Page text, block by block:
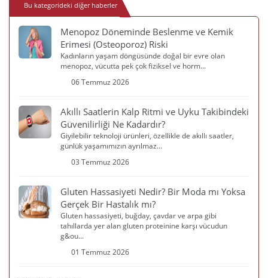
Bu kategorideki diğer haberler
Menopoz Döneminde Beslenme ve Kemik
Erimesi (Osteoporoz) Riski
Kadınların yaşam döngüsünde doğal bir evre olan
menopoz, vücutta pek çok fiziksel ve horm...
06 Temmuz 2026
Akıllı Saatlerin Kalp Ritmi ve Uyku Takibindeki
Güvenilirliği Ne Kadardır?
Giyilebilir teknoloji ürünleri, özellikle de akıllı saatler,
günlük yaşamımızın ayrılmaz...
03 Temmuz 2026
Gluten Hassasiyeti Nedir? Bir Moda mı Yoksa
Gerçek Bir Hastalık mı?
Gluten hassasiyeti, buğday, çavdar ve arpa gibi
tahıllarda yer alan gluten proteinine karşı vücudun
g&ou...
01 Temmuz 2026